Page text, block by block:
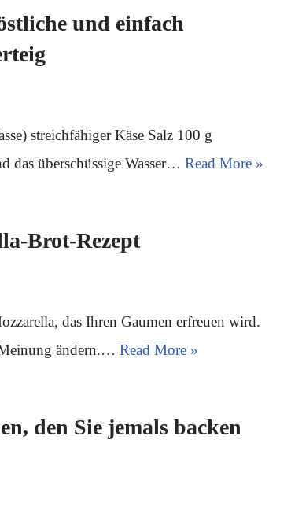
und einfach
streichfähiger Käse Salz 100 g
das überschüssige Wasser… Read More »
Brot-Rezept
das Ihren Gaumen erfreuen wird.
ändern.… Read More »
den Sie jemals backen